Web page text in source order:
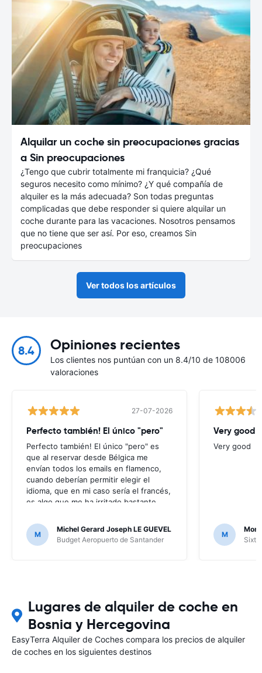
Alquilar un coche sin preocupaciones gracias
a Sin preocupaciones
¿Tengo que cubrir totalmente mi franquicia? ¿Qué
seguros necesito como mínimo? ¿Y qué compañía de
alquiler es la más adecuada? Son todas preguntas
complicadas que debe responder si quiere alquilar un
coche durante para las vacaciones. Nosotros pensamos
que no tiene que ser así. Por eso, creamos Sin
preocupaciones
Ver todos los artículos
8.4 Opiniones recientes
Los clientes nos puntúan con un 8.4/10 de 108006
valoraciones
27-07-2026
Perfecto también! El único "pero"
Perfecto también! El único "pero" es
que al reservar desde Bélgica me
envían todos los emails en flamenco,
cuando deberían permitir elegir el
idioma, que en mi caso sería el francés,
es algo que me ha irritado bastante
mensajes que me enviaban; por suerte
no ha hecho falta, al no haber ningún
problema, pero en caso contrario...
M
Michel Gerard Joseph LE GUEVEL
Budget Aeropuerto de Santander
Very good
Very good
M
Sixt
Lugares de alquiler de coche en
Bosnia y Hercegovina
EasyTerra Alquiler de Coches compara los precios de alquiler
de coches en los siguientes destinos